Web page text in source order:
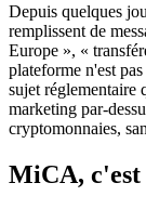
Depuis quelques
remplissent de
Europe », «
plateforme n'est
sujet réglementaire
marketing par-
cryptomonnaies,
MiCA, c'est